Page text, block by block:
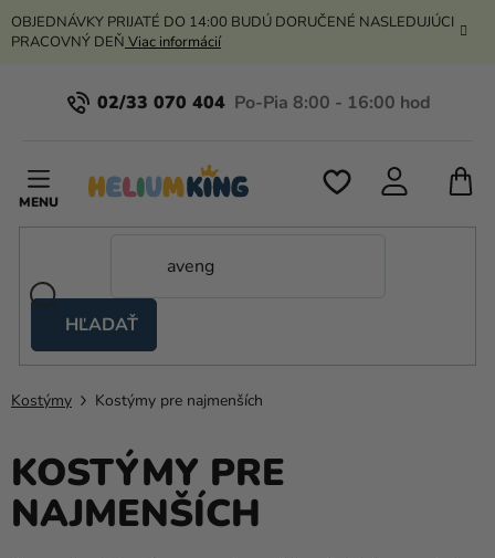
Prejsť
na
OBJEDNÁVKY PRIJATÉ DO 14:00 BUDÚ DORUČENÉ NASLEDUJÚCI
PRACOVNÝ DEŇ Viac informácií
02/33 070 404
HĽADAŤ
stany
Kanekalon
Hélium
a
balóny
Kostýmy Kostýmy pre najmenších
KOSTÝMY PRE
NAJMENŠÍCH